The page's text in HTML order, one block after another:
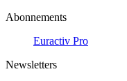
Abonnements
Euractiv Pro
Newsletters